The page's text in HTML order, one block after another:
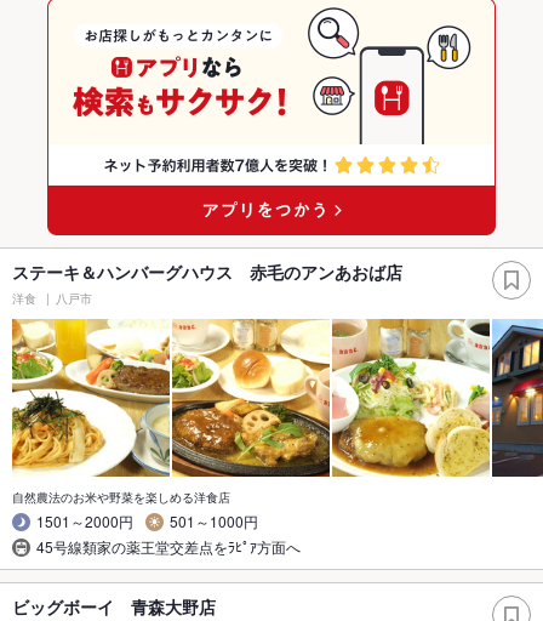
ステーキ＆ハンバーグハウス 赤毛のアンあおば店
洋食 八戸市
自然農法のお米や野菜を楽しめる洋食店
1501～2000円
501～1000円
45号線類家の薬王堂交差点をﾗﾋﾟｱ方面へ
ビッグボーイ 青森大野店